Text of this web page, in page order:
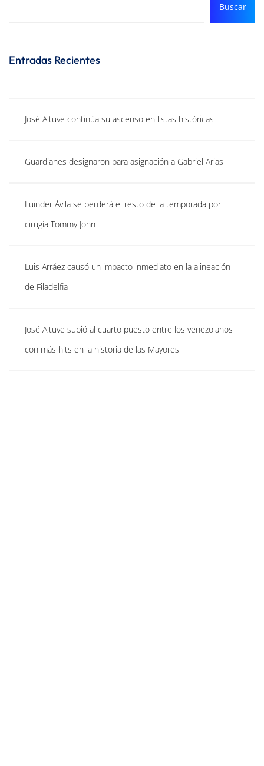
Buscar
Entradas Recientes
José Altuve continúa su ascenso en listas históricas
Guardianes designaron para asignación a Gabriel Arias
Luinder Ávila se perderá el resto de la temporada por
cirugía Tommy John
Luis Arráez causó un impacto inmediato en la alineación
de Filadelfia
José Altuve subió al cuarto puesto entre los venezolanos
con más hits en la historia de las Mayores